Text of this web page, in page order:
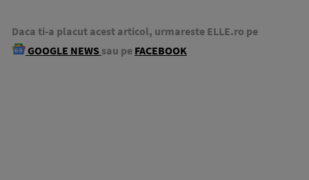
Daca ti-a placut acest articol, urmareste ELLE.ro pe
GOOGLE NEWS sau pe FACEBOOK